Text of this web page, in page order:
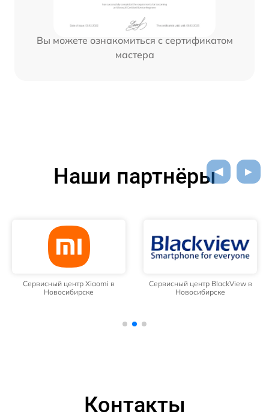
Вы можете ознакомиться с сертификатом
мастера
Наши партнёры
Сервисный центр Xiaomi в
Новосибирске
Сервисный центр BlackView в
Новосибирске
Контакты